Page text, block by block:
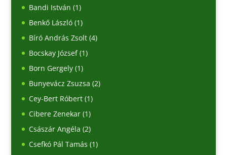
Bandi István (1)
Benkő László(1)
Bíró András Zsolt(4)
Bocskay József(1)
Born Gergely(1)
Bunyevácz Zsuzsa (2)
Cey-Bert Róbert(1)
Cibere Zenekar(1)
Császár Angéla (2)
Csefkó Pál Tamás (1)